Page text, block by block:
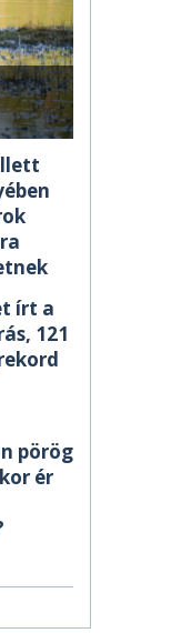
írt a
121
pörög
ér